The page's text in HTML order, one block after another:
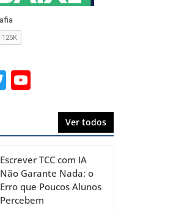
T
er T
u
b
e
Ver todos
Escrever TCC com IA
Não Garante Nada: o
Erro que Poucos Alunos
Percebem